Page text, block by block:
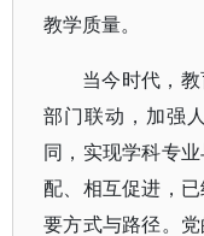
教学质量。
当今时代，
部门联动，加强
同，实现学科专
配、相互促进，
要方式与路径。